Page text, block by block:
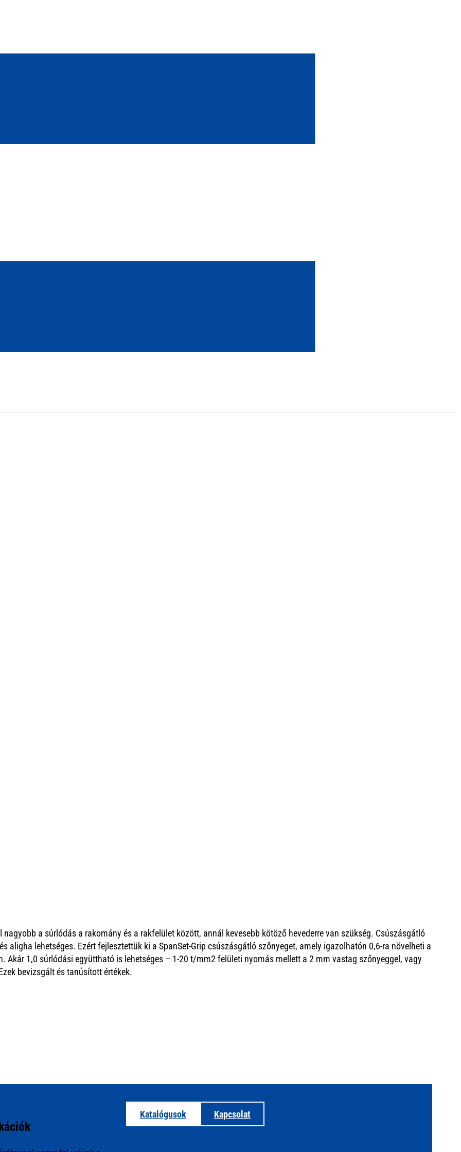
a súrlódás a rakomány és a rakfelület között, annál kevesebb kötöző hevederre van szükség. Csúszásgátló
aligha lehetséges. Ezért fejlesztettük ki a SpanSet-Grip csúszásgátló szőnyeget, amely igazolhatón 0,6-ra növelheti a
1,0 súrlódási együttható is lehetséges – 1-20 t/mm2 felületi nyomás mellett a 2 mm vastag szőnyeggel, vagy
bevizsgált és tanúsított értékek.
Katalógusok Kapcsolat